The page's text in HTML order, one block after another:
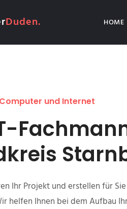
Duden. HOME
und Internet
Ihr Projekt und erstellen für
helfen Ihnen bei dem Aufbau